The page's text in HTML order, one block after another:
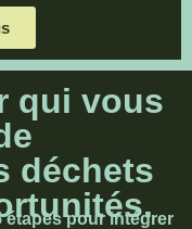
qui vous
déchets
étapes pour intégrer